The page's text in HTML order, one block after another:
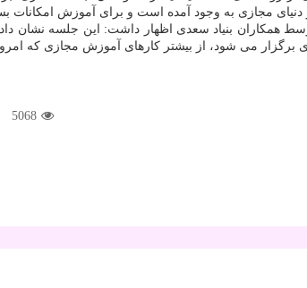
مجازی به وجود آمده است و برای آموزش
همكاران بنیاد سعدی اظهار داشت: این جلسه نشان
برگزار می شود، از بیشتر كارهای آموزش مجازی كه
5068